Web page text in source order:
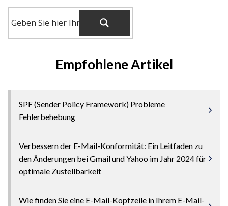
Empfohlene Artikel
SPF (Sender Policy Framework) Probleme
Fehlerbehebung
Verbessern der E-Mail-Konformität: Ein Leitfaden zu
den Änderungen bei Gmail und Yahoo im Jahr 2024 für
optimale Zustellbarkeit
Wie finden Sie eine E-Mail-Kopfzeile in Ihrem E-Mail-